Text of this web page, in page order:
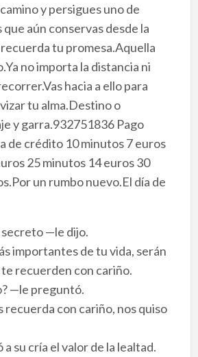
y persigues uno de
aún conservas desde la
tu promesa.Aquella
no importa la distancia ni
hacia a ello para
tu alma.Destino o
y garra.932751836 Pago
de crédito 10 minutos 7 euros
25 minutos 14 euros 30
un rumbo nuevo.El día de
—le dijo.
importantes de tu vida, serán
recuerden con cariño.
—le preguntó.
recuerda con cariño, nos quiso
a su cría el valor de la lealtad.